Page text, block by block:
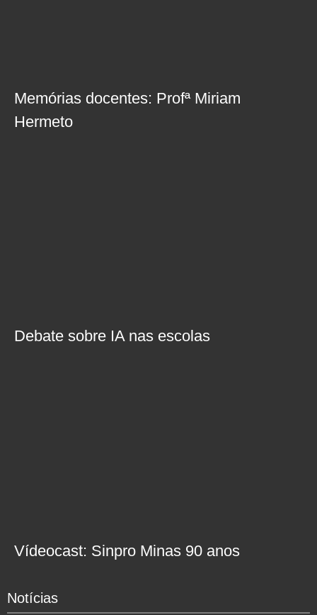
Memórias docentes: Profª Miriam
Hermeto
Debate sobre IA nas escolas
Vídeocast: Sinpro Minas 90 anos
Notícias